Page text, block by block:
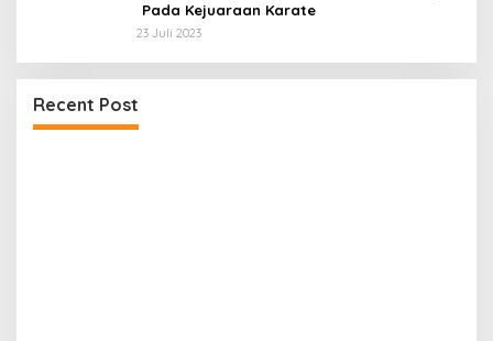
Pada Kejuaraan Karate
23 Juli 2023
Recent Post
Dua LSM Nasional Bersatu Soroti PUPR Aceh
Tenggara, PENJARA dan GEPARI Desak Kejati